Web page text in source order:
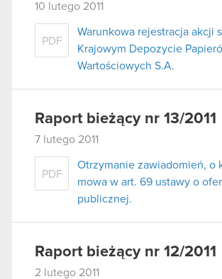
10 lutego 2011
PDF
Warunkowa rejestracja akcji
Krajowym Depozycie
Wartościowych S.A.
Raport bieżący nr 13/2011
7 lutego 2011
PDF
Otrzymanie zawiadomień, o
mowa w art. 69 ustawy o
publicznej.
Raport bieżący nr 12/2011
2 lutego 2011